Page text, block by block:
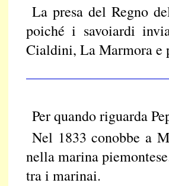
La presa del Regno
poiché i savoiardi
Cialdini, La Marmora e
Per quando riguarda
Nel 1833 conobbe a
nella marina
tra i marinai.